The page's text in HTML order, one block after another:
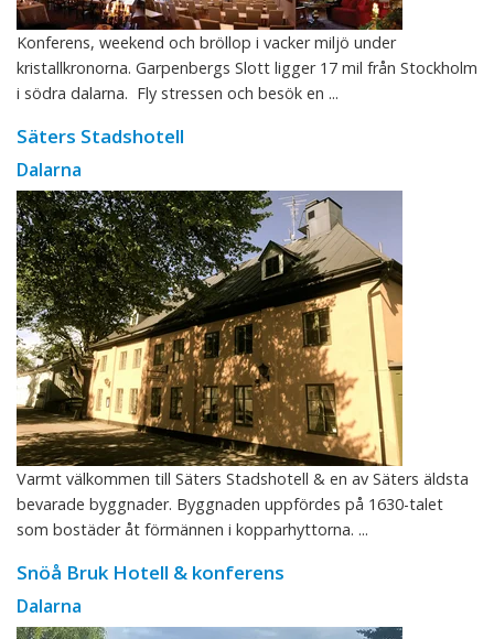
Konferens, weekend och bröllop i vacker miljö under
kristallkronorna. Garpenbergs Slott ligger 17 mil från Stockholm
i södra dalarna. Fly stressen och besök en ...
Säters Stadshotell
Dalarna
Varmt välkommen till Säters Stadshotell & en av Säters äldsta
bevarade byggnader. Byggnaden uppfördes på 1630-talet
som bostäder åt förmännen i kopparhyttorna. ...
Snöå Bruk Hotell & konferens
Dalarna